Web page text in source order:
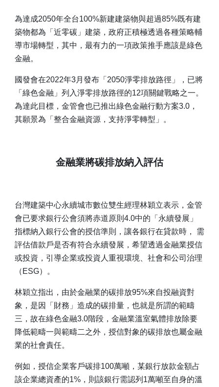
為達成2050年全台100%新建建築物與超過85%既有建
築物都為「近零碳」建築，政府正積極透過各種策略輔
導市場轉型，其中，最有力的一項政策推手應該是綠色
金融。
國發會在2022年3月發布「2050淨零排放路徑」，已將
「綠色金融」列入淨零排放路徑的12項關鍵戰略之一。
為達此目標，金管會也已推出綠色金融行動方案3.0，
其願景為「整合金融資源，支持淨零轉型」。
金融業將碳排放納入評估
台灣建築中心永續城市數位雙生經理林穎立表示，金管
會已要求銀行公會須將赤道原則4.0中的「永續發展」
指標納入銀行公會的授信準則，讓各銀行在貸款時， 需
評估借款戶是否有符合永續發展，希望透過金融業授信
或投資，引導企業或投資人重視環境、社會和公司治理
（ESG）。
林穎立指出，由於金融業的碳排放95%來自投融資對
象，是因「財務」造成的碳排量，也就是所謂的範疇
三，故在綠色金融3.0階段，金融業溫室氣體排放除要
降低範疇一與範疇二之外，授信對象的碳排放也屬金融
業的社會責任。
例如，授信企業客戶碳排100萬噸，某銀行放款金額占
該企業總資產的1%，則該銀行需認列1萬噸至自身的溫